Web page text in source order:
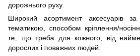
дорожнього руху.
Широкий асортимент аксесуарів за
тематикою, способом кріплення/
те, що треба для кожного, від
дорослих і поважних людей.